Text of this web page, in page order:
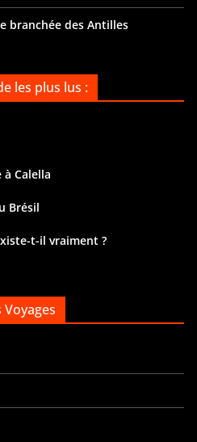
branchée des Antilles
les plus lus :
à Calella
Brésil
t-il vraiment ?